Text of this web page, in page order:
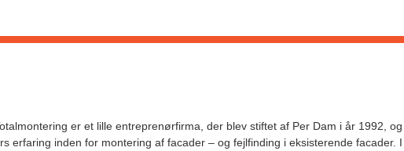
er et lille entreprenørfirma, der blev stiftet af Per Dam i år 1992,
erfaring inden for montering af facader – og fejlfinding i eksisterende facader.